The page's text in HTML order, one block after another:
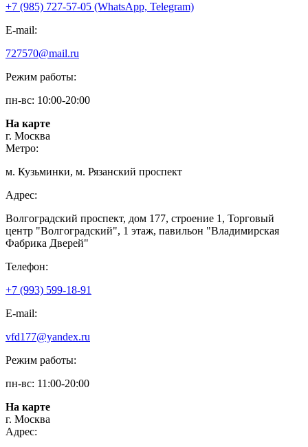
+7 (985) 727-57-05 (WhatsApp, Telegram)
E-mail:
727570@mail.ru
Режим работы:
пн-вс: 10:00-20:00
На карте
г. Москва
Метро:
м. Кузьминки, м. Рязанский проспект
Адрес:
Волгоградский проспект, дом 177, строение 1, Торговый
центр "Волгоградский", 1 этаж, павильон "Владимирская
Фабрика Дверей"
Телефон:
+7 (993) 599-18-91
E-mail:
vfd177@yandex.ru
Режим работы:
пн-вс: 11:00-20:00
На карте
г. Москва
Адрес: